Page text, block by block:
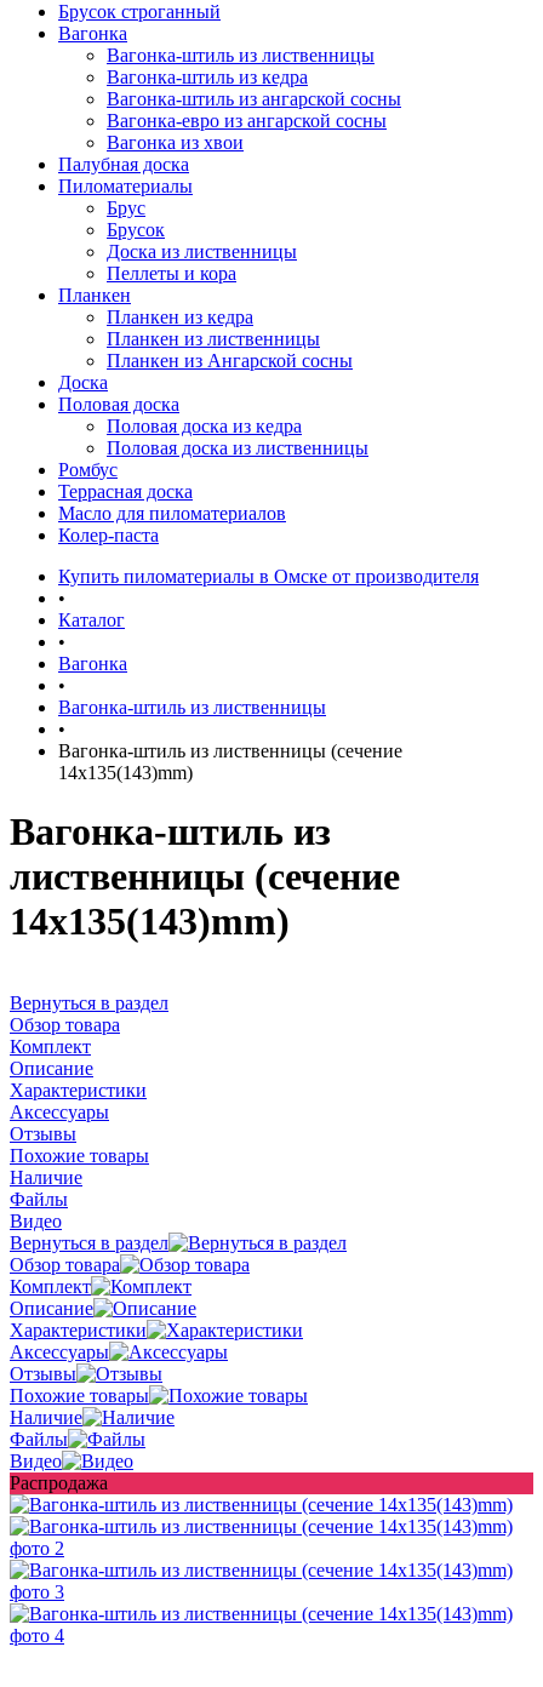
Брусок строганный
Вагонка
Вагонка-штиль из лиственницы
Вагонка-штиль из кедра
Вагонка-штиль из ангарской сосны
Вагонка-евро из ангарской сосны
Вагонка из хвои
Палубная доска
Пиломатериалы
Брус
Брусок
Доска из лиственницы
Пеллеты и кора
Планкен
Планкен из кедра
Планкен из лиственницы
Планкен из Ангарской сосны
Доска
Половая доска
Половая доска из кедра
Половая доска из лиственницы
Ромбус
Террасная доска
Масло для пиломатериалов
Колер-паста
Купить пиломатериалы в Омске от производителя
•
Каталог
•
Вагонка
•
Вагонка-штиль из лиственницы
•
Вагонка-штиль из лиственницы (сечение
14x135(143)mm)
Вагонка-штиль из
лиственницы (сечение
14x135(143)mm)
Вернуться в раздел
Обзор товара
Комплект
Описание
Характеристики
Аксессуары
Отзывы
Похожие товары
Наличие
Файлы
Видео
Вернуться в раздел
Обзор товара
Комплект
Описание
Характеристики
Аксессуары
Отзывы
Похожие товары
Наличие
Файлы
Видео
Распродажа